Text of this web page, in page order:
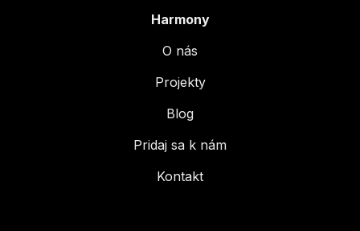
Harmony
O nás
Projekty
Blog
Pridaj sa k nám
Kontakt